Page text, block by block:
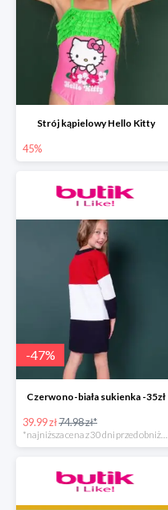
Strój kąpielowy Hello Kitty
45%
-47%
Czerwono-biała sukienka -35zł
39.99 zł74.98 zł*
*najniższa cena z 30 dni przed obniżką